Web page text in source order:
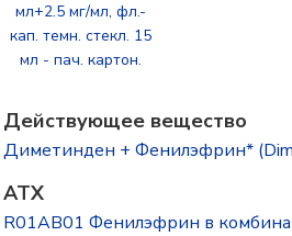
мл+2.5 мг/мл, фл.-
кап. темн. стекл. 15
мл - пач. картон.
Действующее вещество
Диметинден + Фенилэфрин*
ATX
R01AB01 Фенилэфрин в